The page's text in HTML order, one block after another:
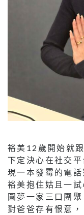
裕美12歲開始就
下定決心在社交
現一本發霉的電
裕美抱住姑且一
圓夢一家三口團
對爸爸存有恨意